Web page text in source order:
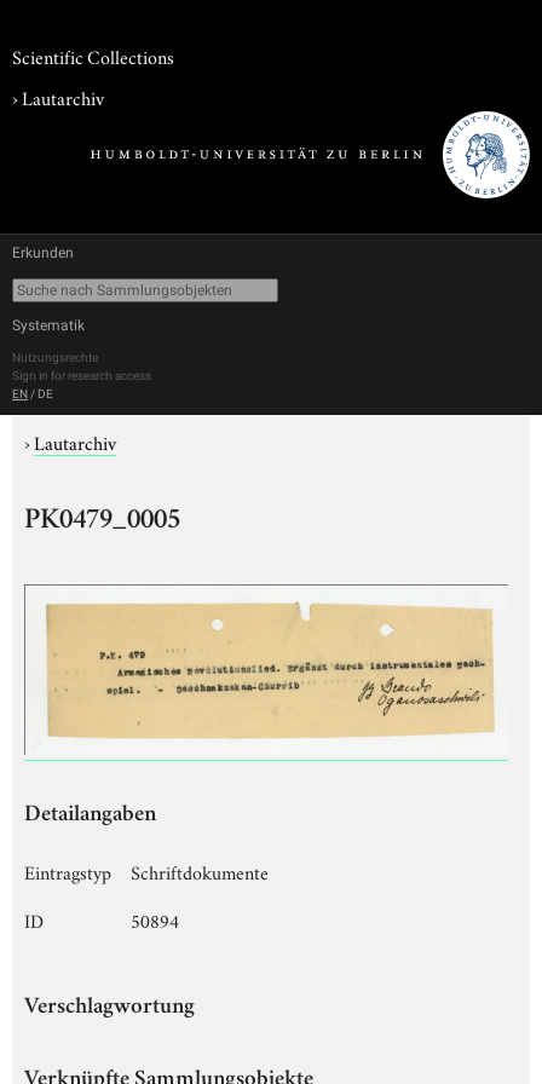
Scientific Collections
›Lautarchiv
Erkunden
Systematik
Nutzungsrechte
Sign in for research access
EN / DE
›Lautarchiv
PK0479_0005
Detailangaben
Eintragstyp
Schriftdokumente
ID
50894
Verschlagwortung